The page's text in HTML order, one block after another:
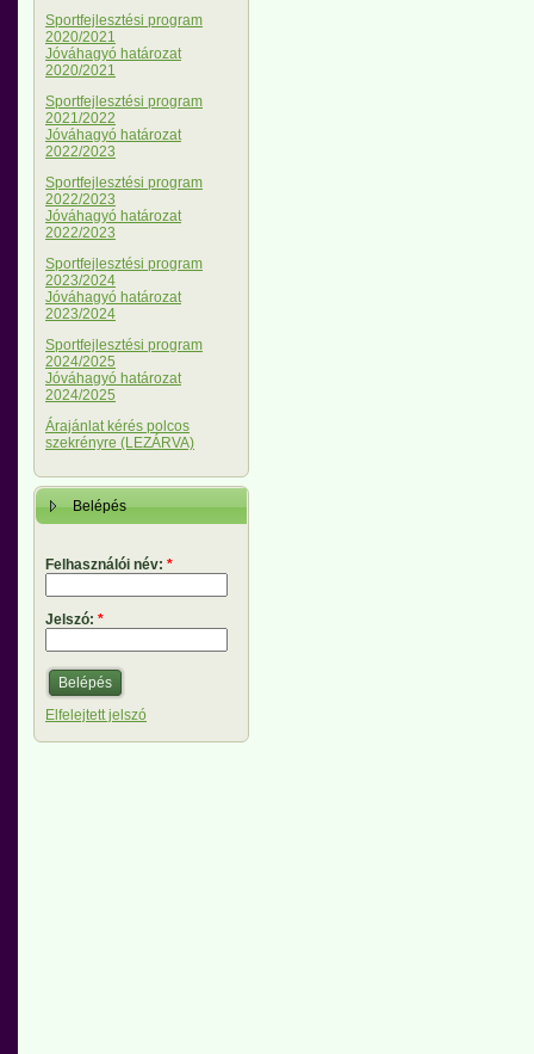
Sportfejlesztési program
2020/2021
Jóváhagyó határozat
2020/2021
Sportfejlesztési program
2021/2022
Jóváhagyó határozat
2022/2023
Sportfejlesztési program
2022/2023
Jóváhagyó határozat
2022/2023
Sportfejlesztési program
2023/2024
Jóváhagyó határozat
2023/2024
Sportfejlesztési program
2024/2025
Jóváhagyó határozat
2024/2025
Árajánlat kérés polcos
szekrényre (LEZÁRVA)
Belépés
Felhasználói név: *
Jelszó: *
Elfelejtett jelszó